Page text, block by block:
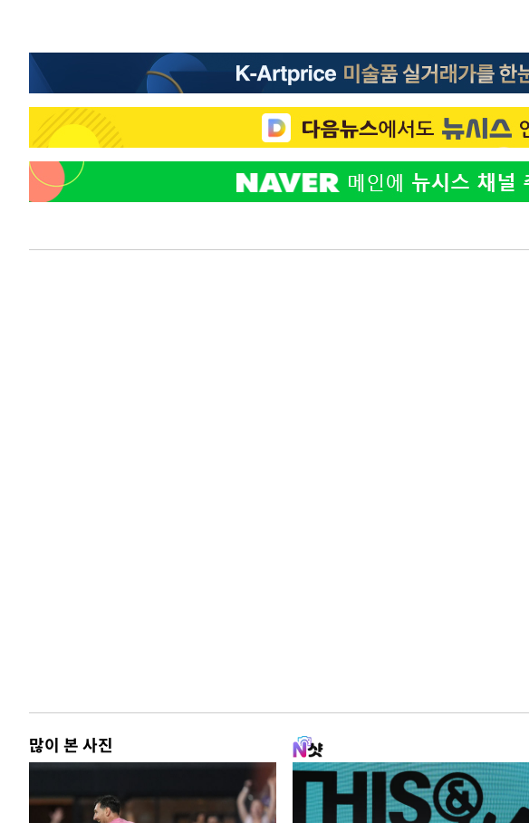
-7849초 전 >[속보]7~9일 프로야구 3연전도 폭염 취소…11일 재개
-7511초 전 >
"韓 외환시장 개입 관측 배경엔 美의 대한국 무역적자 있어"
-7178초 전 >서울 낮 37.9도, 올여름 최고치 경신…영등포 순간 '40도'
-6740초 전 >[속보]종합특검, 대검 추가 압수수색…내란 중요임무종사 혐의
-2835초 전 >
[속보]코스닥, 800p 회복…0.26% 오른 801.67 마감
-2765초 전 >[속보]코스피, 301.88포인트(4.58%) 내린 6296.38 마감
-229초 전 >"여기 떨어졌다"…다누리, 스페이스X 로켓 달 충돌 흔적 포착
많이 본 사진